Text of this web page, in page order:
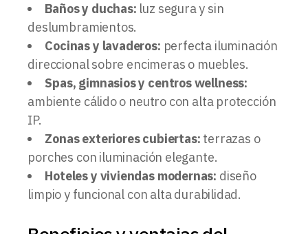
Baños y duchas: luz segura y sin
deslumbramientos.
Cocinas y lavaderos: perfecta iluminación
direccional sobre encimeras o muebles.
Spas, gimnasios y centros wellness:
ambiente cálido o neutro con alta protección
IP.
Zonas exteriores cubiertas: terrazas o
porches con iluminación elegante.
Hoteles y viviendas modernas: diseño
limpio y funcional con alta durabilidad.